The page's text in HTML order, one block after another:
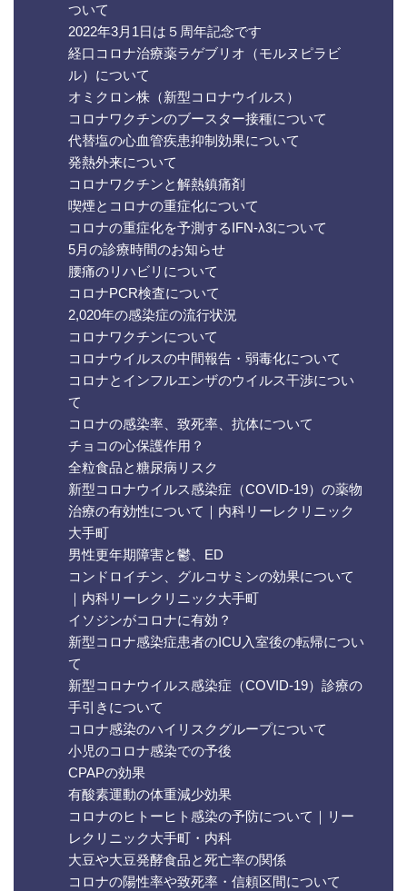
ついて
2022年3月1日は５周年記念です
経口コロナ治療薬ラゲブリオ（モルヌピラビ
ル）について
オミクロン株（新型コロナウイルス）
コロナワクチンのブースター接種について
代替塩の心血管疾患抑制効果について
発熱外来について
コロナワクチンと解熱鎮痛剤
喫煙とコロナの重症化について
コロナの重症化を予測するIFN-λ3について
5月の診療時間のお知らせ
腰痛のリハビリについて
コロナPCR検査について
2,020年の感染症の流行状況
コロナワクチンについて
コロナウイルスの中間報告・弱毒化について
コロナとインフルエンザのウイルス干渉につい
て
コロナの感染率、致死率、抗体について
チョコの心保護作用？
全粒食品と糖尿病リスク
新型コロナウイルス感染症（COVID-19）の薬物
治療の有効性について｜内科リーレクリニック
大手町
男性更年期障害と鬱、ED
コンドロイチン、グルコサミンの効果について
｜内科リーレクリニック大手町
イソジンがコロナに有効？
新型コロナ感染症患者のICU入室後の転帰につい
て
新型コロナウイルス感染症（COVID-19）診療の
手引きについて
コロナ感染のハイリスクグループについて
小児のコロナ感染での予後
CPAPの効果
有酸素運動の体重減少効果
コロナのヒトーヒト感染の予防について｜リー
レクリニック大手町・内科
大豆や大豆発酵食品と死亡率の関係
コロナの陽性率や致死率・信頼区間について